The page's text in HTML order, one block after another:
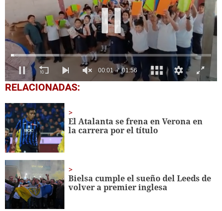
0
seconds
1
minute,
56
seconds
RELACIONADAS:
El Atalanta se frena en Verona en
la carrera por el título
Bielsa cumple el sueño del Leeds de
volver a premier inglesa